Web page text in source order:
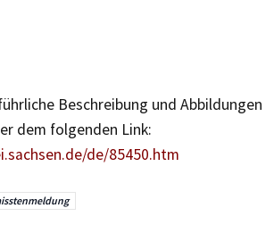
Beschreibung und Abbildungen
dem folgenden Link:
de/85450.htm